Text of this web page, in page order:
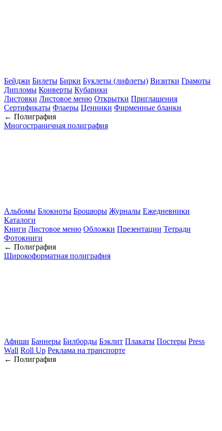
Бейджи Билеты Бирки Буклеты (лифлеты) Визитки Грамоты
Дипломы Конверты Кубарики
Листовки Листовое меню Открытки Приглашения
Сертификаты Флаеры Ценники Фирменные бланки
← Полиграфия
Многостраничная полиграфия
Альбомы Блокноты Брошюры Журналы Ежедневники
Каталоги
Книги Листовое меню Обложки Презентации Тетради
Фотокниги
← Полиграфия
Широкоформатная полиграфия
Афиши Баннеры Билборды Бэклит Плакаты Постеры Press
Wall Roll Up Реклама на транспорте
← Полиграфия